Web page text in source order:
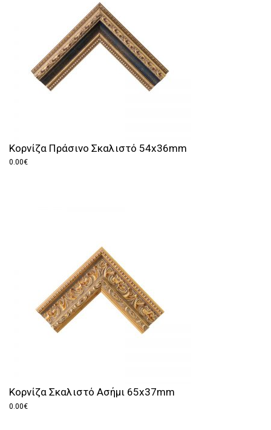
Κορνίζα Πράσινο Σκαλιστό 54x36mm
0.00€
Κορνίζα Σκαλιστό Ασήμι 65x37mm
0.00€